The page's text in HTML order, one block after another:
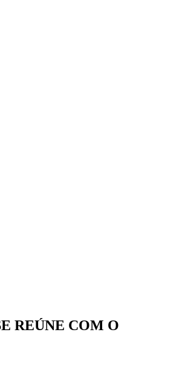
REÚNE COM O